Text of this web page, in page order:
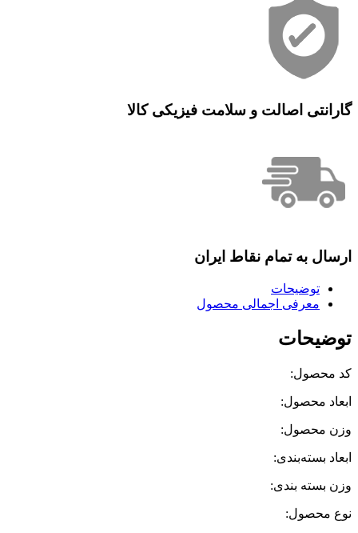
گارانتی اصالت و سلامت فیزیکی کالا
ارسال به تمام نقاط ایران
توضیحات
معرفی اجمالی محصول
توضیحات
کد محصول:
ابعاد محصول:
وزن محصول:
ابعاد بسته‌بندی:
وزن بسته بندی:
نوع محصول: